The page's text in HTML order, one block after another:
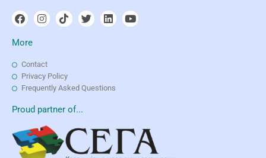
More
Contact
Privacy Policy
Frequently Asked Questions
Proud partner of...